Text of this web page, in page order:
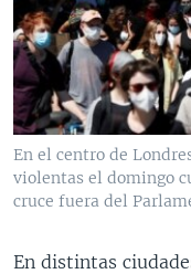
VENEZUELA
BRASIL
NICARAGUA
ECONOMÍA
ENTRETENIMIENTO
TECNOLOGÍA
DEPORTES
CIENCIA Y SALUD
MULTIMEDIA
VIDEOS
FOTOGRAFÍA
AUDIOS
PROGRAMAS TV
EL MUNDO AL DÍA
FORO
VISIÓN 360
PANORAMA
RADIO
AVANCE
AUDIONOTICIAS
ESTADOS UNIDOS
DIRECT
DOCUMENTALES DE LA
En el centro de
violentas el domingo
cruce fuera del
En distintas